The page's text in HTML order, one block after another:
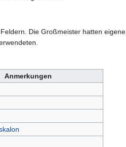
Die Großmeister hatten eigene
Anmerkungen